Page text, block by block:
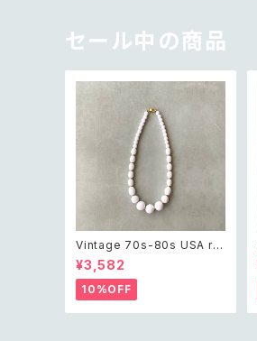
セール中の商品
Vintage 70s-80s USA ret
ro white beads classical
necklace レトロ アメリカ ヴ
ィンテージ アクセサリー ホワ
イト ビーズ クラシカル ネック
レス
¥3,582
10%OFF